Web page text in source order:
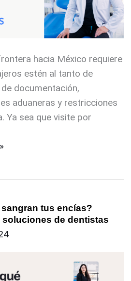
hacia México requiere
estén al tanto de
documentación,
aduaneras y restricciones
Ya sea que visite por
tus encías?
soluciones de dentistas